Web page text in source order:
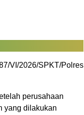
VI/2026/SPKT/Polres
perusahaan
yang dilakukan